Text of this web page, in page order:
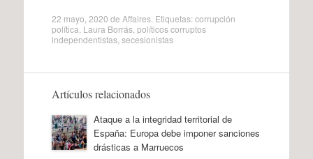
22 mayo, 2020 de Affaires. Etiquetas:corrupción
política Laura Borrás, políticos corruptos
independentistas, secesionistas
Artículos relacionados
Ataque a la integridad territorial de
España: Europa debe imponer sanciones
drásticas a Marruecos